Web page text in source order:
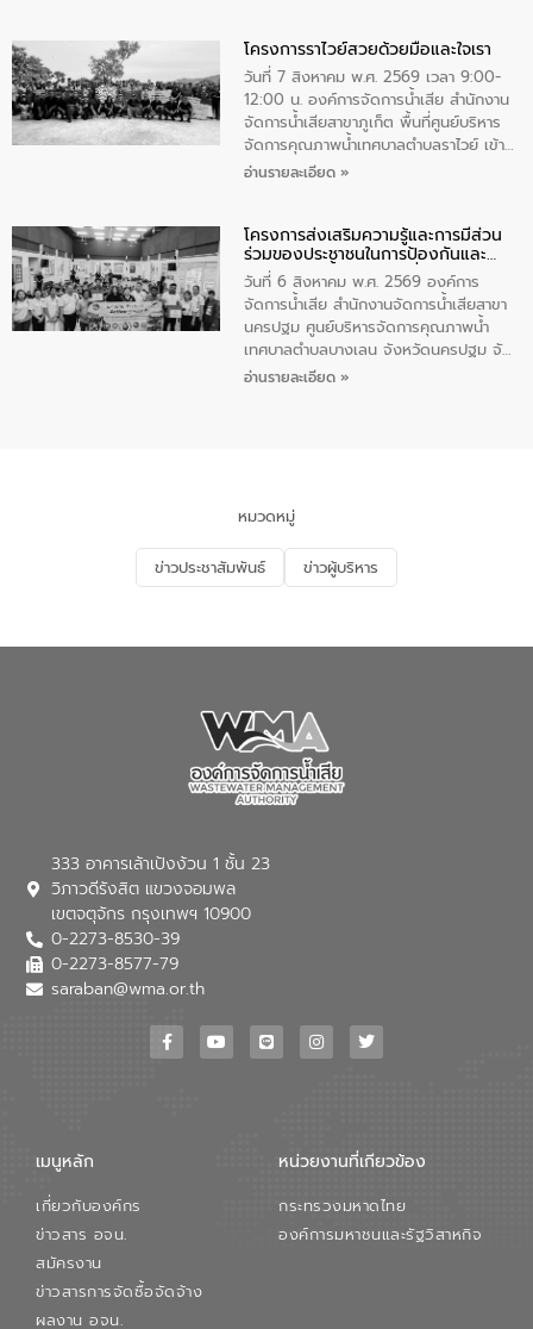
ทองคำและประกาศเกียรติคุณให้แก่ กำนัน
ผู้ใหญ่บ้านยอดเยี่ยม พร้อมกล่าวชื่นชม ให้
โอวาท และมอบนโยบาย
โครงการราไวย์สวยด้วยมือและใจเรา
วันที่ 7 สิงหาคม พ.ศ. 2569 เวลา 9:00-
12:00 น. องค์การจัดการน้ำเสีย สำนักงาน
จัดการน้ำเสียสาขาภูเก็ต พื้นที่ศูนย์บริหาร
จัดการคุณภาพน้ำเทศบาลตำบลราไวย์ เข้า
ร่วมโครงการราไวย์สวยด้วยมือและใจเรา
ประชาชน ตัวแทนจากโรงแรมต่างๆ ในเขต
เทศบาลตำบลราไวย์ ศูนย์บริหารจัดการ
คุณภาพน้ำเทศบาลตำบลราไวย์ นำโดยนาย
น้อย แก้วเศษ ผู้จัดการสำนักงานจัดการน้ำ
เสียสาขาภูเก็ต พร้อมด้วยเจ้าหน้าที่ จำนวน
5 คน ร่วมทำกิจกรรม ทำความสะอาด
ชายหาดและแหล่งท่องเที่ยว ณ บริเวณ
อ่านรายละเอียด »
โครงการส่งเสริมความรู้และการมีส่วน
ร่วมของประชาชนในการป้องกันและ
แก้ไขปัญหาน้ำเสียอย่างยั่งยืน
วันที่ 6 สิงหาคม พ.ศ. 2569 องค์การ
จัดการน้ำเสีย สำนักงานจัดการน้ำเสียสาขา
นครปฐม ศูนย์บริหารจัดการคุณภาพน้ำ
เทศบาลตำบลบางเลน จังหวัดนครปฐม จัด
กิจกรรมภายใต้โครงการส่งเสริมความรู้และ
จัดการน้ำเสียและสร้างจิตสำนึกในการ
อนุรักษ์สิ่งแวดล้อม ในหัวข้อ “น้ำเสียชุมชน
และการบำบัดน้ำเสียเบื้องต้น” โดยให้ความรู้
เกี่ยวกับสาเหตุและผลกระทบของน้ำเสีย
ณ เทศบาลตำบลบางเลน จังหวัดนครปฐม
อ่านรายละเอียด »
หมวดหมู่
ข่าวประชาสัมพันธ์ ข่าวผู้บริหาร
333 อาคารเล้าเป้งง้วน 1 ชั้น 23
วิภาวดีรังสิต แขวงจอมพล
เขตจตุจักร กรุงเทพฯ 10900
0-2273-8530-39
0-2273-8577-79
saraban@wma.or.th
เมนูหลัก
เกี่ยวกับองค์กร
ข่าวสาร อจน.
สมัครงาน
ข่าวสารการจัดซื้อจัดจ้าง
ผลงาน อจน.
หน่วยงานที่เกียวข้อง
กระทรวงมหาดไทย
องค์การมหาชนและรัฐวิสาหกิจ